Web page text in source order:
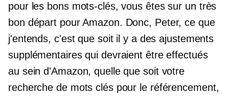
pour les bons mots-clés, vous êtes sur un très
bon départ pour Amazon. Donc, Peter, ce que
j'entends, c'est que soit il y a des ajustements
supplémentaires qui devraient être effectués
au sein d'Amazon, quelle que soit votre
recherche de mots clés pour le référencement,